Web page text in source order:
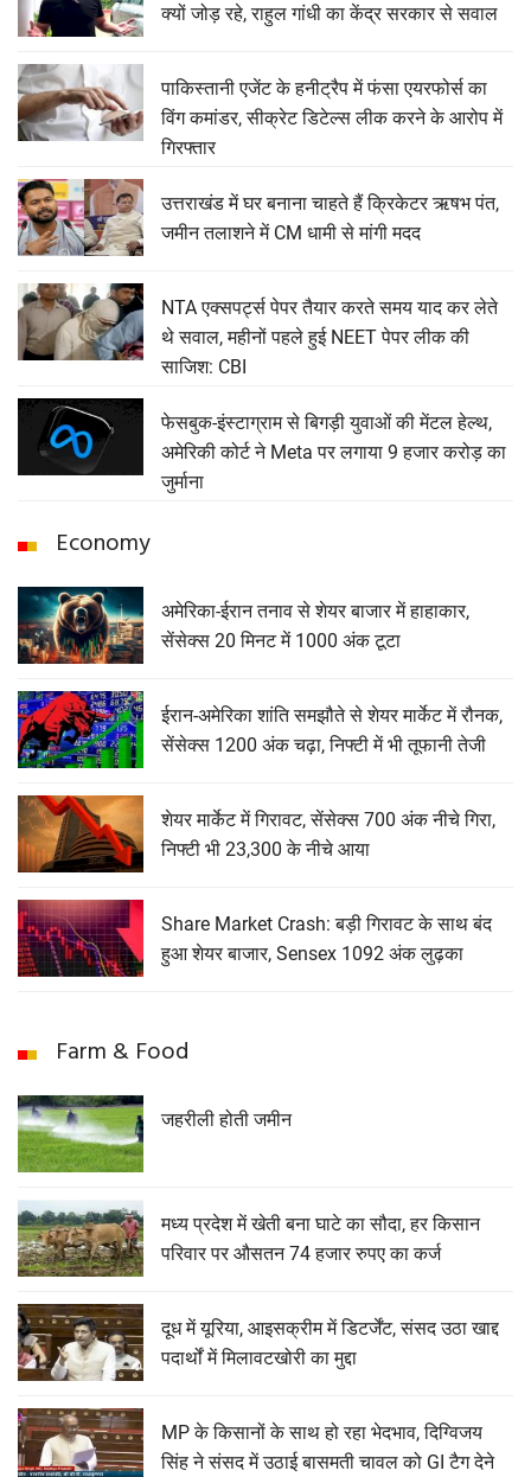
क्यों जोड़ रहे, राहुल गांधी का केंद्र सरकार से सवाल
पाकिस्तानी एजेंट के हनीट्रैप में फंसा एयरफोर्स का
विंग कमांडर, सीक्रेट डिटेल्स लीक करने के आरोप में
गिरफ्तार
उत्तराखंड में घर बनाना चाहते हैं क्रिकेटर ऋषभ पंत,
जमीन तलाशने में CM धामी से मांगी मदद
NTA एक्सपर्ट्स पेपर तैयार करते समय याद कर लेते
थे सवाल, महीनों पहले हुई NEET पेपर लीक की
साजिश: CBI
फेसबुक-इंस्टाग्राम से बिगड़ी युवाओं की मेंटल हेल्थ,
अमेरिकी कोर्ट ने Meta पर लगाया 9 हजार करोड़ का
जुर्माना
Economy
अमेरिका-ईरान तनाव से शेयर बाजार में हाहाकार,
सेंसेक्स 20 मिनट में 1000 अंक टूटा
ईरान-अमेरिका शांति समझौते से शेयर मार्केट में रौनक,
सेंसेक्स 1200 अंक चढ़ा, निफ्टी में भी तूफानी तेजी
शेयर मार्केट में गिरावट, सेंसेक्‍स 700 अंक नीचे गिरा,
निफ्टी भी 23,300 के नीचे आया
Share Market Crash: बड़ी गिरावट के साथ बंद
हुआ शेयर बाजार, Sensex 1092 अंक लुढ़का
Farm & Food
जहरीली होती जमीन
मध्य प्रदेश में खेती बना घाटे का सौदा, हर किसान
परिवार पर औसतन 74 हजार रुपए का कर्ज
दूध में यूरिया, आइसक्रीम में डिटर्जेंट, संसद उठा खाद्द
पदार्थों में मिलावटखोरी का मुद्दा
MP के किसानों के साथ हो रहा भेदभाव, दिग्विजय
सिंह ने संसद में उठाई बासमती चावल को GI टैग देने